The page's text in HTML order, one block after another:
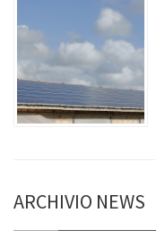
ARCHIVIO NEWS